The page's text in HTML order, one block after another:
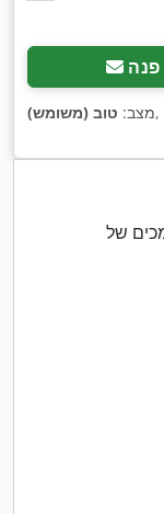
פנה
מצב: טוב (משומש) ,